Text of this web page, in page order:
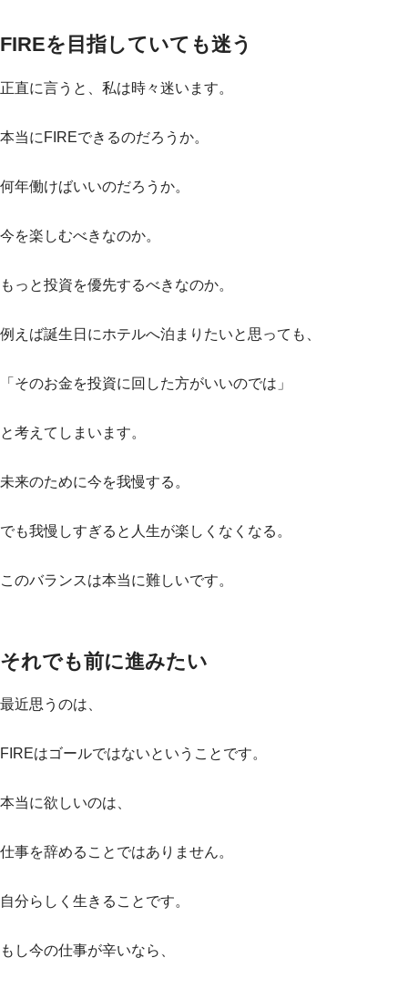
FIREを目指していても迷う
正直に言うと、私は時々迷います。
本当にFIREできるのだろうか。
何年働けばいいのだろうか。
今を楽しむべきなのか。
もっと投資を優先するべきなのか。
例えば誕生日にホテルへ泊まりたいと思っても、
「そのお金を投資に回した方がいいのでは」
と考えてしまいます。
未来のために今を我慢する。
でも我慢しすぎると人生が楽しくなくなる。
このバランスは本当に難しいです。
それでも前に進みたい
最近思うのは、
FIREはゴールではないということです。
本当に欲しいのは、
仕事を辞めることではありません。
自分らしく生きることです。
もし今の仕事が辛いなら、